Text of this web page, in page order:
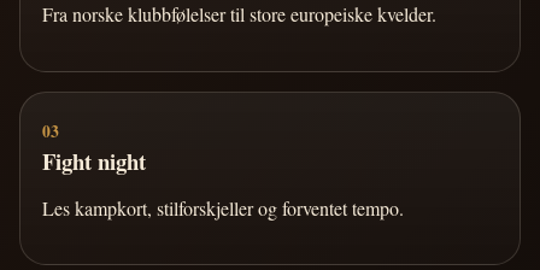
Fra norske klubbfølelser til store europeiske kvelder.
03
Fight night
Les kampkort, stilforskjeller og forventet tempo.